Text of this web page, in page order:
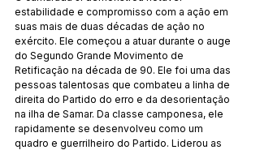
estabilidade e compromisso com a ação em
suas mais de duas décadas de ação no
exército. Ele começou a atuar durante o auge
do Segundo Grande Movimento de
Retificação na década de 90. Ele foi uma das
pessoas talentosas que combateu a linha de
direita do Partido do erro e da desorientação
na ilha de Samar. Da classe camponesa, ele
rapidamente se desenvolveu como um
quadro e guerrilheiro do Partido. Liderou as